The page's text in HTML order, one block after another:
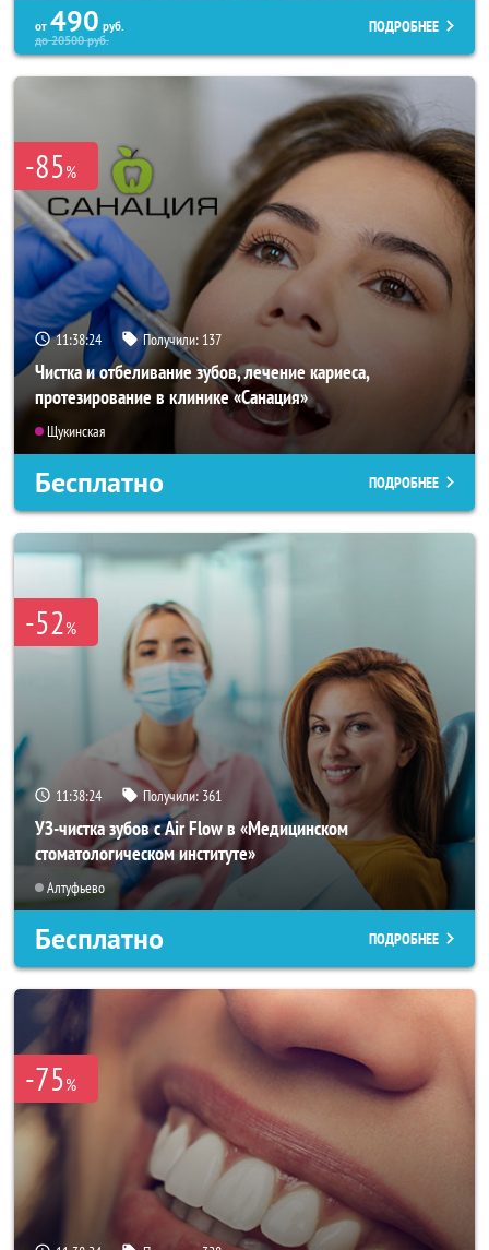
от 490 руб.
до20500руб.
ПОДРОБНЕЕ
-85%
11:38:22 Получили: 137
Чистка и отбеливание зубов, лечение кариеса,
протезирование в клинике «Санация»
Щукинская
Бесплатно ПОДРОБНЕЕ
-52%
11:38:22 Получили: 361
УЗ-чистка зубов с Air Flow в «Медицинском
стоматологическом институте»
Алтуфьево
Бесплатно ПОДРОБНЕЕ
-75%